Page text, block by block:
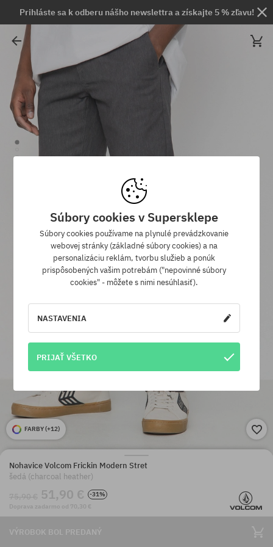
Prihláste sa k odberu nášho newslettra a získajte 5 % zľavu!
FARBY (+12)
Nohavice Volcom Frickin Modern Stret
šedá (charcoal heather)
75,90 € 51,90 €
-31%
Doprava zadarmo od 70,30 €
VÝROBOK BOL PREDANÝ
Súbory cookies v Supersklepe
Súbory cookies používame na plynulé prevádzkovanie
webovej stránky (základné súbory cookies) a na
personalizáciu reklám, tvorbu služieb a ponúk
prispôsobených vašim potrebám ("nepovinné súbory
cookies" - môžete s nimi nesúhlasiť).
NASTAVENIA
PRIJAŤ VŠETKO